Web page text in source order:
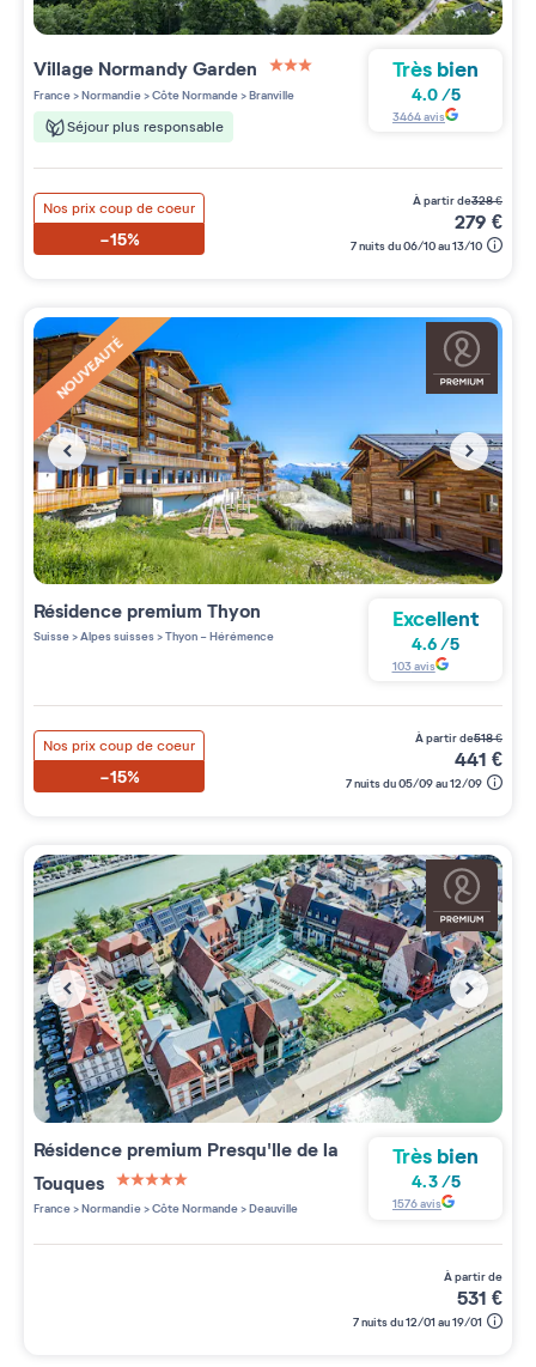
Village Normandy Garden
3 étoiles sur 5
France>Normandie>Côte Normande>Branville
Séjour plus responsable
Très bien
4.0/5
3464avis
Nos prix coup de coeur
-15%
à partir de328€
279 €
7 nuits du 06/10 au 13/10
NOUVEAUTÉ
Résidence premium Thyon
Suisse>Alpes suisses>Thyon - Hérémence
Excellent
4.6/5
103avis
Nos prix coup de coeur
-15%
à partir de518€
441 €
7 nuits du 05/09 au 12/09
Résidence premium Presqu'Ile de la
Touques
5 étoiles sur 5
France>Normandie>Côte Normande>Deauville
Très bien
4.3/5
1576avis
à partir de
531 €
7 nuits du 12/01 au 19/01